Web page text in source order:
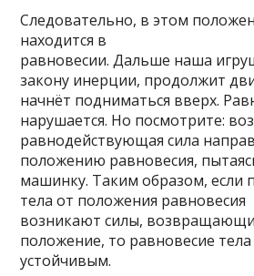
Следовательно, в этом
находится в
равновесии. Дальше наша
закону инерции, продолжит
начнёт подниматься вверх.
нарушается. Но посмотрите:
равнодействующая сила
положению равновесия,
машинку. Таким образом, если
тела от положения равновесия
возникают силы,
положение, то равновесие тела
устойчивым.